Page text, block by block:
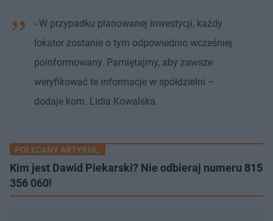
- W przypadku planowanej inwestycji, każdy
lokator zostanie o tym odpowiednio wcześniej
poinformowany. Pamiętajmy, aby zawsze
weryfikować te informacje w spółdzielni –
dodaje kom. Lidia Kowalska.
POLECANY ARTYKUŁ:
Kim jest Dawid Piekarski? Nie odbieraj numeru 815
356 060!